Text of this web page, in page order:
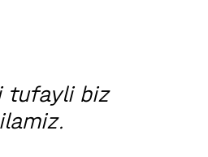
tufayli biz